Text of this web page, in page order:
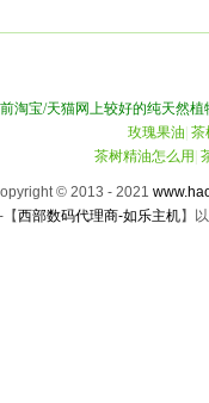
淘宝/天猫网上较好的纯天然植
玫瑰果油 茶
茶树精油怎么用
© 2013 - 2021
西部数码代理商-如乐主机】以